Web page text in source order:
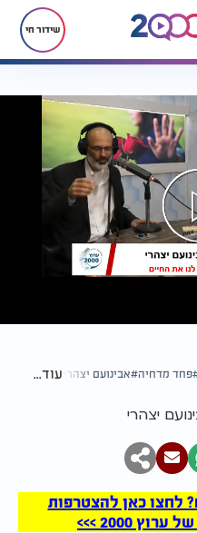
שידור חי
פחד מדחיה אבינועם יצהרי עוד...
יצהרי
לחצו כאן להצטרפות
2000 >>>